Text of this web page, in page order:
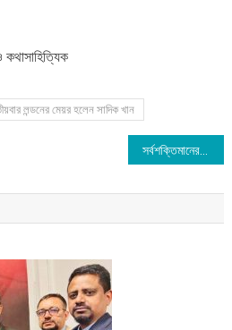
লন্ডনের মেয়র হলেন সাদিক খান
সর্বশক্তিমানের সময়ে আস্থা না রাখা থেকে বেরিয়ে আসুন : মুফতি মেনক